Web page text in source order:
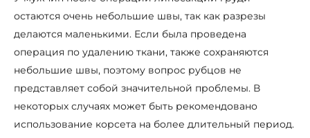
остаются очень небольшие швы, так как разрезы
делаются маленькими. Если была проведена
операция по удалению ткани, также сохраняются
небольшие швы, поэтому вопрос рубцов не
представляет собой значительной проблемы. В
некоторых случаях может быть рекомендовано
использование корсета на более длительный период.